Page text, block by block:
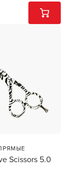
1 ШТ
Scissors 5.0
для Android
— удобнее и